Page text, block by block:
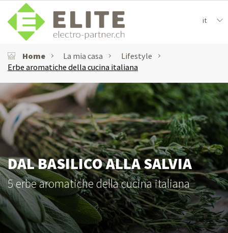
it
Home La mia casa
Lifestyle
Erbe aromatiche della cucina italiana
DAL BASILICO ALLA SALVIA
5 erbe aromatiche della cucina italiana